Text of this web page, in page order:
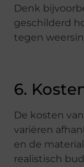
Denk
geschilderd
tegen
6.
De kosten
variëren
en de
realistisch